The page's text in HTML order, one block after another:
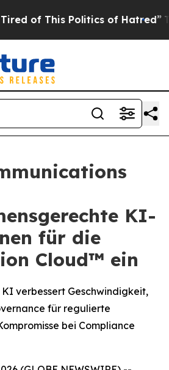
This Politics of Hatred” The
KI-
für die
Cloud™ ein
verbessert Geschwindigkeit,
für regulierte
bei Compliance